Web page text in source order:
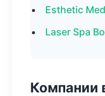
Esthetic
Laser Spa
Компании